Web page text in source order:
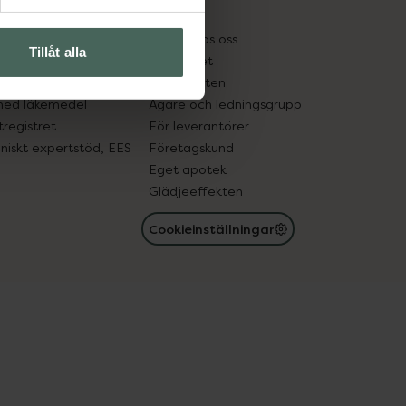
Tillåt alla
in gammal medicin
läkemedel
expertstöd, EES
Pressrum
Jobba hos oss
Hållbarhet
Samarbeten
Ägare och ledningsgrupp
För leverantörer
Företagskund
Eget apotek
Glädjeeffekten
Cookieinställningar